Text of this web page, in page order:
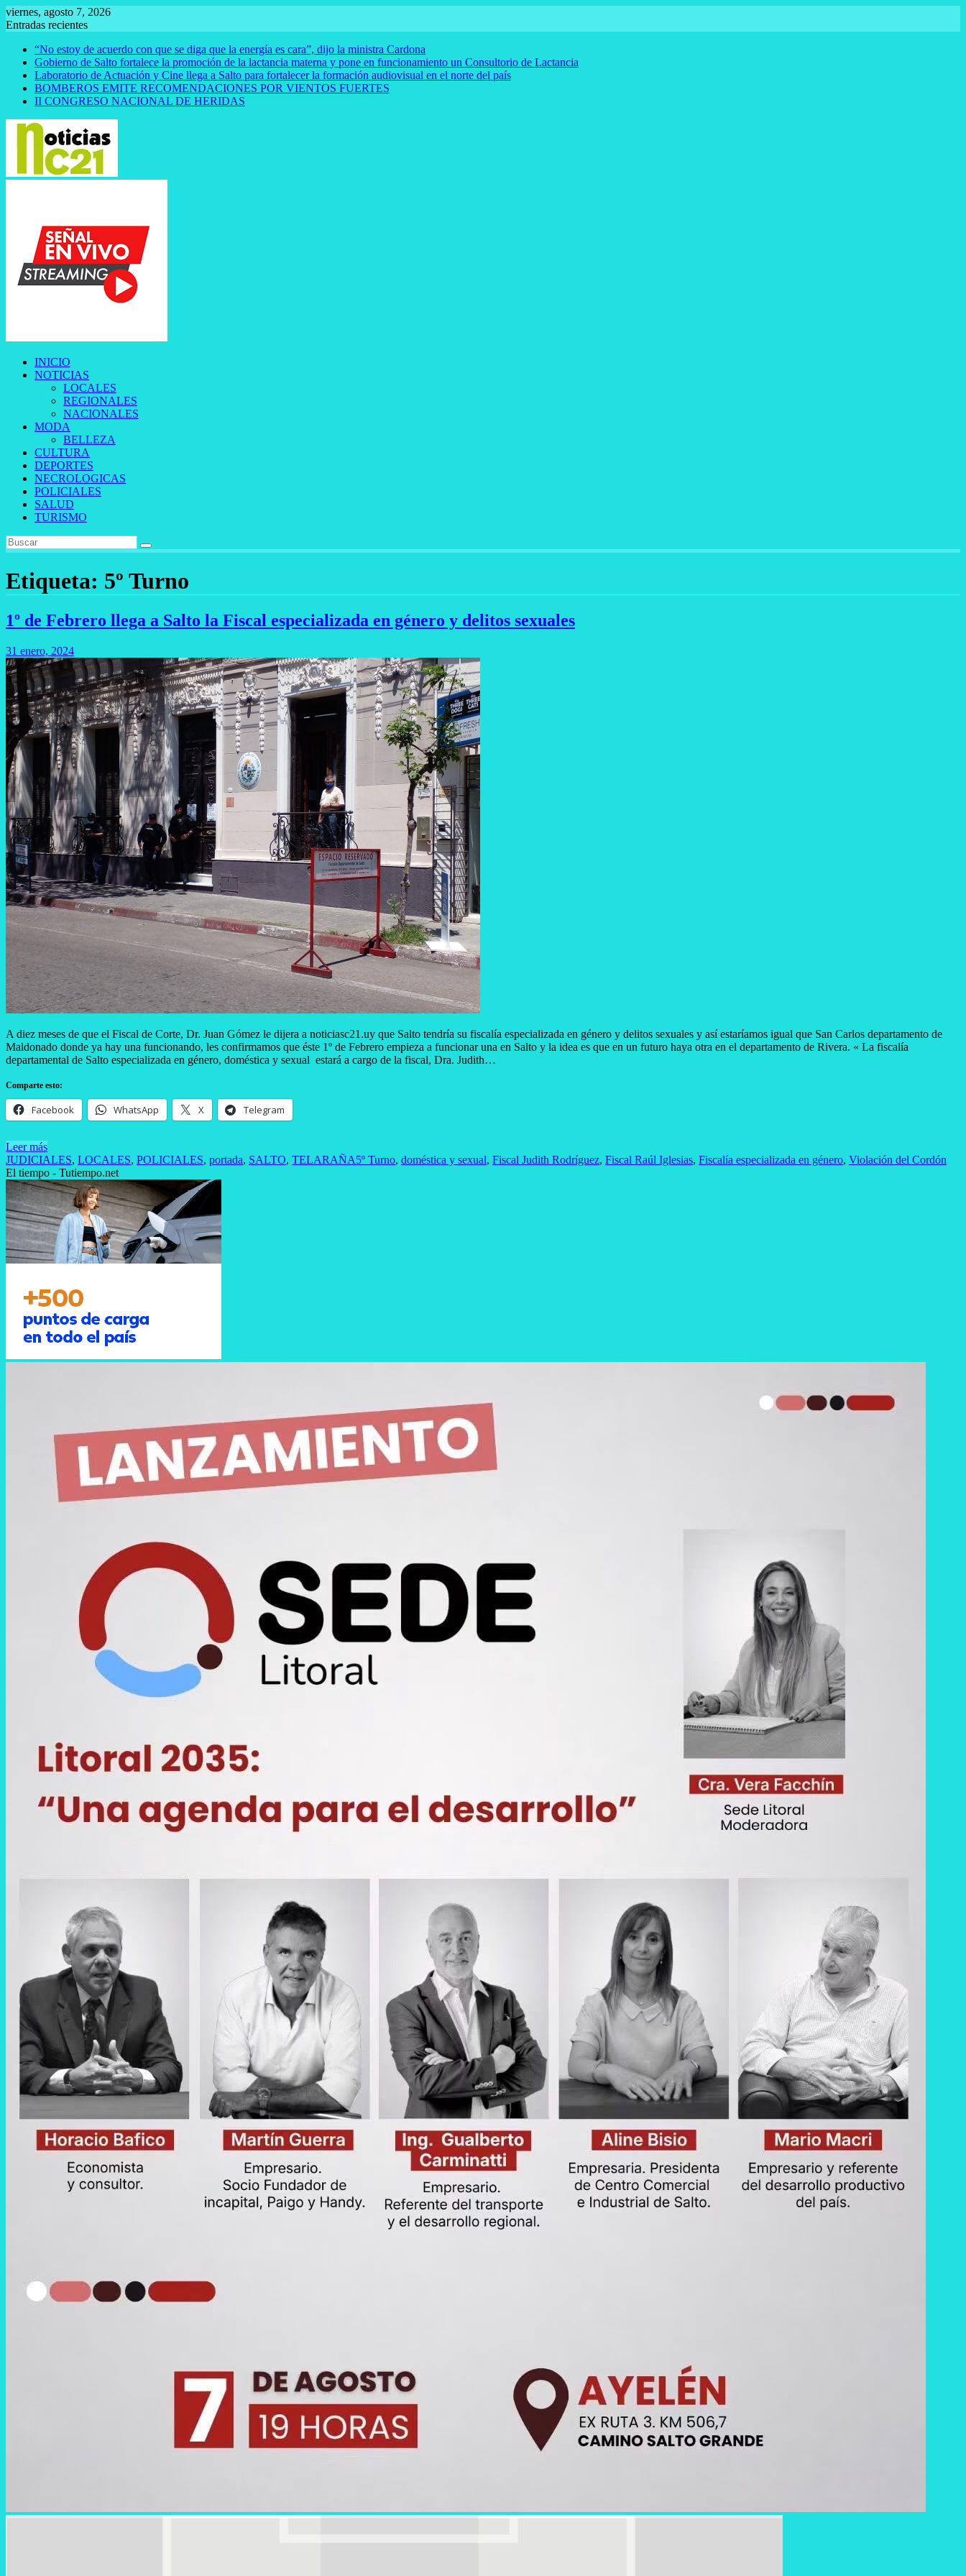
Saltar
al
viernes, agosto 7, 2026
Entradas recientes
“No estoy de acuerdo con que se diga que la energía es cara”, dijo la ministra Cardona
Gobierno de Salto fortalece la promoción de la lactancia materna y pone en funcionamiento un Consultorio de Lactancia
Laboratorio de Actuación y Cine llega a Salto para fortalecer la formación audiovisual en el norte del país
BOMBEROS EMITE RECOMENDACIONES POR VIENTOS FUERTES
II CONGRESO NACIONAL DE HERIDAS
INICIO
NOTICIAS
LOCALES
REGIONALES
NACIONALES
MODA
BELLEZA
CULTURA
DEPORTES
NECROLOGICAS
POLICIALES
SALUD
TURISMO
Etiqueta: 5º Turno
1º de Febrero llega a Salto la Fiscal especializada en género y delitos sexuales
31 enero, 2024
A diez meses de que el Fiscal de Corte, Dr. Juan Gómez le dijera a noticiasc21.uy que Salto tendría su fiscalía especializada en género y delitos sexuales y así estaríamos igual que San Carlos departamento de
Maldonado donde ya hay una funcionando, les confirmamos que éste 1º de Febrero empieza a funcionar una en Salto y la idea es que en un futuro haya otra en el departamento de Rivera. « La fiscalía
departamental de Salto especializada en género, doméstica y sexual estará a cargo de la fiscal, Dra. Judith…
Comparte esto:
Facebook WhatsApp X Telegram
Leer más
JUDICIALES, LOCALES, POLICIALES, portada, SALTO, TELARAÑA5º Turno, doméstica y sexual, Fiscal Judith Rodríguez, Fiscal Raúl Iglesias, Fiscalía especializada en género, Violación del Cordón
El tiempo - Tutiempo.net